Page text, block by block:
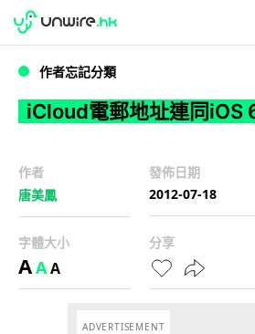
iCloud電郵地址連同iOS
WWDC 2026
作者忘記分類
iCloud電郵地址連同iOS
作者
唐美鳳
發佈日期
2012-07-18
字體大小
AAA
分享
ADVERTISEMENT